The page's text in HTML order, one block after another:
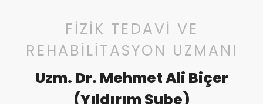
FİZİK TEDAVİ VE
REHABİLİTASYON UZMANI
Uzm. Dr. Mehmet Ali Biçer
(Yıldırım Şube)